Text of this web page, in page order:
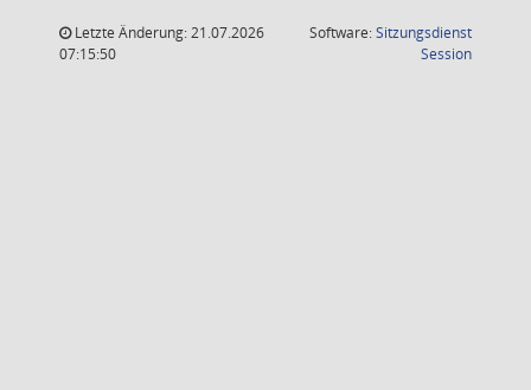
Letzte Änderung: 21.07.2026
07:15:50
Software:Sitzungsdienst
Session(Wird in